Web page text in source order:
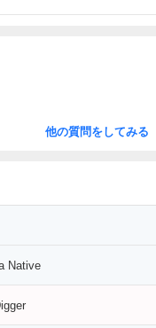
他の質問をしてみる
Native